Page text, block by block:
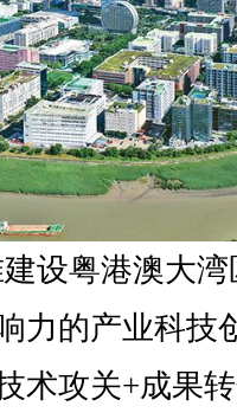
设粤港澳大
力的产业科技
术攻关+成果